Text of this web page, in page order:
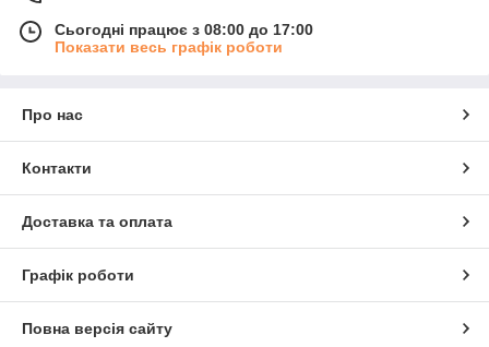
Сьогодні працює з 08:00 до 17:00
Показати весь графік роботи
Про нас
Контакти
Доставка та оплата
Графік роботи
Повна версія сайту